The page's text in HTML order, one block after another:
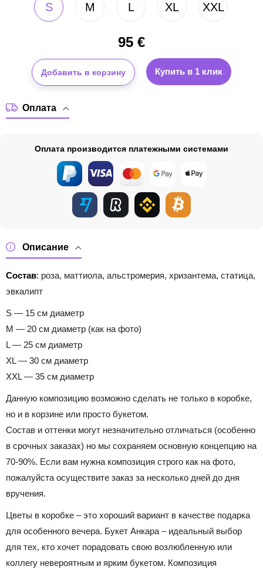
S M L XL XXL
95 €
Добавить в корзину Купить в 1 клик
Описание
Состав: роза, маттиола, альстромерия, хризантема, статица,
эвкалипт
S — 15 см диаметр
M — 20 см диаметр (как на фото)
L — 25 см диаметр
XL — 30 см диаметр
XXL — 35 см диаметр
Данную композицию возможно сделать не только в коробке,
но и в корзине или просто букетом.
Состав и оттенки могут незначительно отличаться (особенно
в срочных заказах) но мы сохраняем основную концепцию на
70-90%. Если вам нужна композиция строго как на фото,
пожалуйста осуществите заказ за несколько дней до дня
вручения.
Цветы в коробке – это хороший вариант в качестве подарка
для особенного вечера. Букет Анкара – идеальный выбор
для тех, кто хочет порадовать свою возлюбленную или
коллегу невероятным и ярким букетом. Композиция
Оплата
Оплата производится платежными системами